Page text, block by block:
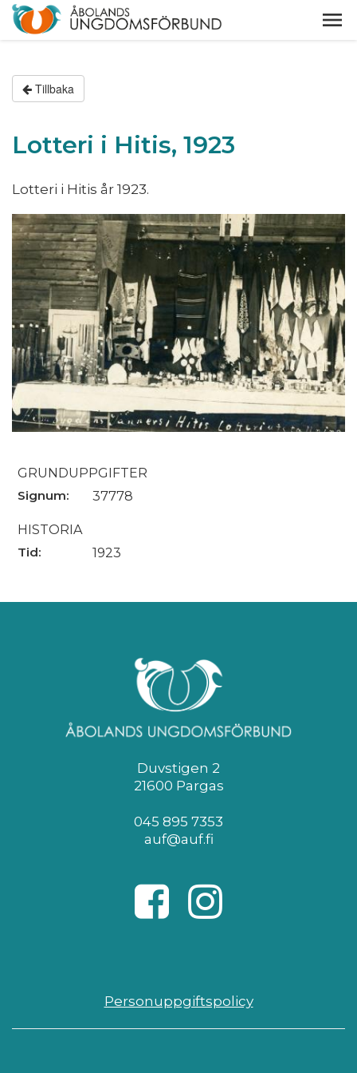
Tillbaka
Lotteri i Hitis, 1923
Lotteri i Hitis år 1923.
GRUNDUPPGIFTER
Signum: 37778
HISTORIA
Tid: 1923
Duvstigen 2
21600 Pargas
045 895 7353
auf@auf.fi
Personuppgiftspolicy